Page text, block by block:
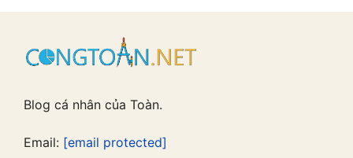
Blog cá nhân của Toàn.
Email: [email protected]